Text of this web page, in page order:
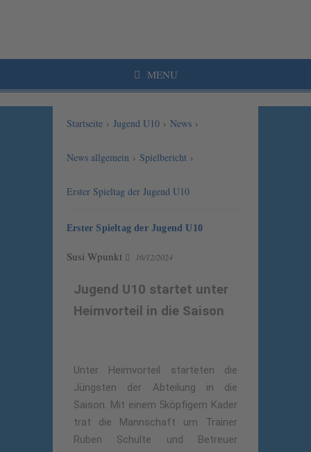
MENU
Startseite › Jugend U10 › News ›
News allgemein › Spielbericht ›
Erster Spieltag der Jugend U10
Erster Spieltag der Jugend U10
Susi Wpunkt 16/12/2024
Jugend U10 startet unter
Heimvorteil in die Saison
Unter Heimvorteil starteten die
Jüngsten der Abteilung in die
Saison. Mit einem 5köpfigem Kader
trat die Mannschaft um Trainer
Ruben Schulte und Betreuer